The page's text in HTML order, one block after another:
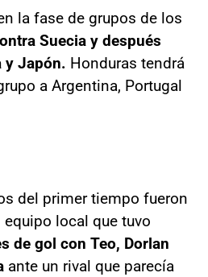
la fase de grupos de los
Suecia y después
y Japón. Honduras tendrá
a Argentina, Portugal
del primer tiempo fueron
local que tuvo
de gol con Teo, Dorlan
ante un rival que parecía